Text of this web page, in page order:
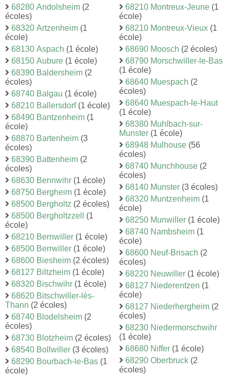
68280 Andolsheim (2
écoles)
68320 Artzenheim (1
école)
68130 Aspach (1 école)
68150 Aubure (1 école)
68390 Baldersheim (2
écoles)
68740 Balgau (1 école)
68210 Ballersdorf(1 école)
68490 Bantzenheim (1
école)
68870 Bartenheim (3
écoles)
68390 Battenheim (2
écoles)
68630 Bennwihr (1 école)
68750 Bergheim (1 école)
68500 Bergholtz (2 écoles)
68500 Bergholtzzell
(1
école)
68210 Bernwiller (1 école)
68500 Berrwiller (1 école)
68600 Biesheim (2 écoles)
68127 Biltzheim (1 école)
68320 Bischwihr (1 école)
68620 Bitschwiller-lès-
Thann (2 écoles)
68740 Blodelsheim (2
écoles)
68730 Blotzheim (2 écoles)
68540 Bollwiller (3 écoles)
68290 Bourbach-le-Bas (1
école)
68210 Montreux-Jeune (1
école)
68210 Montreux-Vieux (1
école)
68690 Moosch (2 écoles)
68790 Morschwiller-le-Bas
(1 école)
68640 Muespach (2
écoles)
68640 Muespach-le-Haut
(1 école)
68380 Muhlbach-sur-
Munster (1 école)
68948 Mulhouse (56
écoles)
68740 Munchhouse (2
écoles)
68140 Munster (3 écoles)
68320 Muntzenheim (1
école)
68250 Munwiller (1 école)
68740 Nambsheim (1
école)
68600 Neuf-Brisach (2
écoles)
68220 Neuwiller (1 école)
68127 Niederentzen (1
école)
68127 Niederhergheim (2
écoles)
68230 Niedermorschwihr
(1 école)
68680 Niffer (1 école)
68290 Oberbruck (2
écoles)